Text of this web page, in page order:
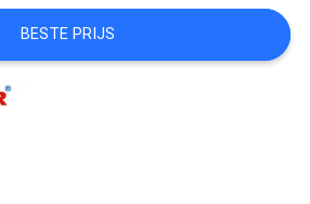
BESTE PRIJS